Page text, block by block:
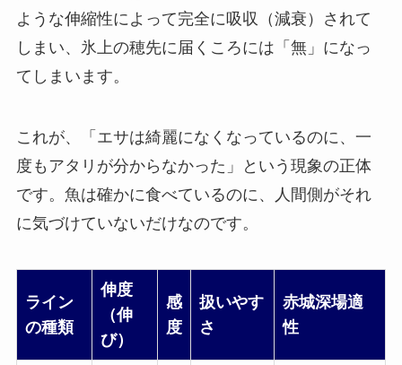
ような伸縮性によって完全に吸収（減衰）されて
しまい、氷上の穂先に届くころには「無」になっ
てしまいます。
これが、「エサは綺麗になくなっているのに、一
度もアタリが分からなかった」という現象の正体
です。魚は確かに食べているのに、人間側がそれ
に気づけていないだけなのです。
ライン
の種類
伸度
（伸
び）
感
度
扱いやす
さ
赤城深場適
性